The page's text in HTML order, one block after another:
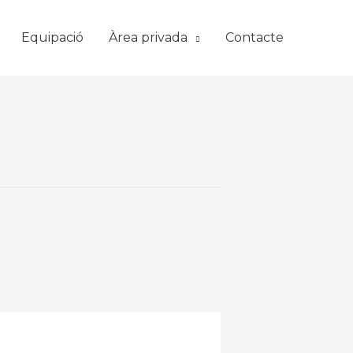
Equipació Àrea privada Contacte